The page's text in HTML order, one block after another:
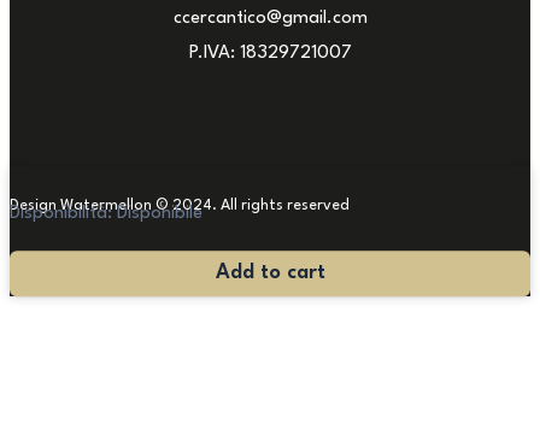
ccercantico@gmail.com
P.IVA: 18329721007
Design Watermellon © 2024. All rights reserved
Disponibilità: Disponibile
Antico
Add to cart